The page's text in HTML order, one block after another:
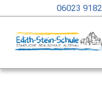
06023